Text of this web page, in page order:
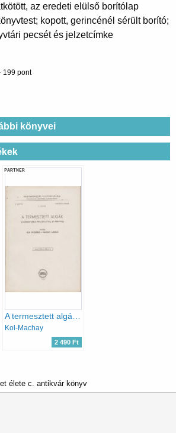
az eredeti elülső borítólap
kopott, gerincénél sérült borító;
pecsét és jelzetcímke
199
könyvei
PARTNER
A termesztett algák-M.o. kultúrflórája I.k.virágtalanok 7.füzet
Kol-Machay
2 490 Ft
élete c. antikvár könyv